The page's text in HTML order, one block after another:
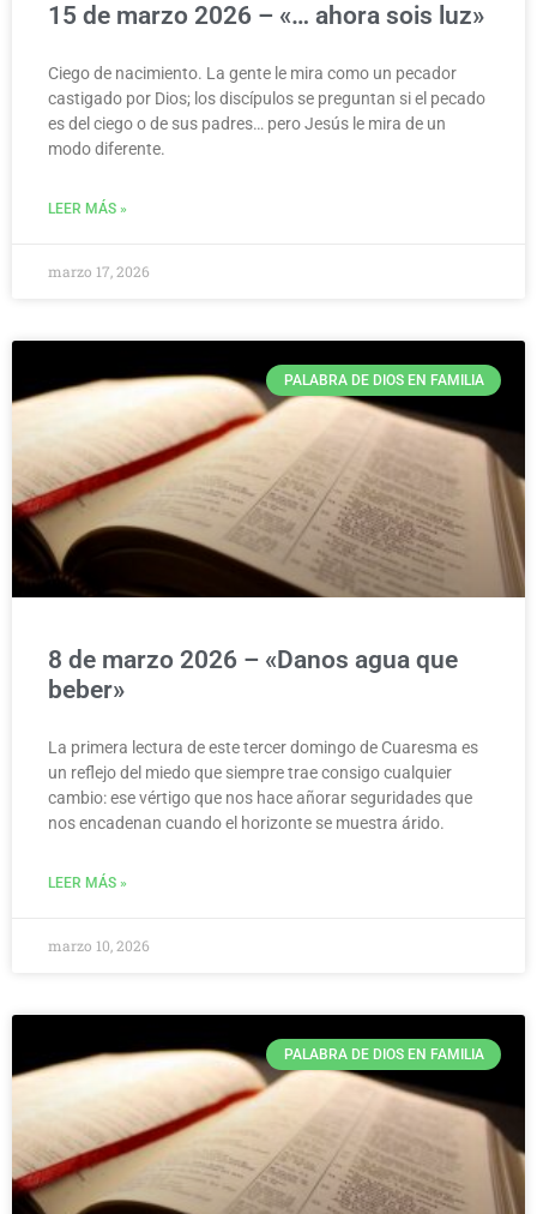
15 de marzo 2026 – «… ahora sois luz»
Ciego de nacimiento. La gente le mira como un pecador
castigado por Dios; los discípulos se preguntan si el pecado
es del ciego o de sus padres… pero Jesús le mira de un
modo diferente.
LEER MÁS »
marzo 17, 2026
PALABRA DE DIOS EN FAMILIA
8 de marzo 2026 – «Danos agua que
beber»
La primera lectura de este tercer domingo de Cuaresma es
un reflejo del miedo que siempre trae consigo cualquier
cambio: ese vértigo que nos hace añorar seguridades que
nos encadenan cuando el horizonte se muestra árido.
LEER MÁS »
marzo 10, 2026
PALABRA DE DIOS EN FAMILIA